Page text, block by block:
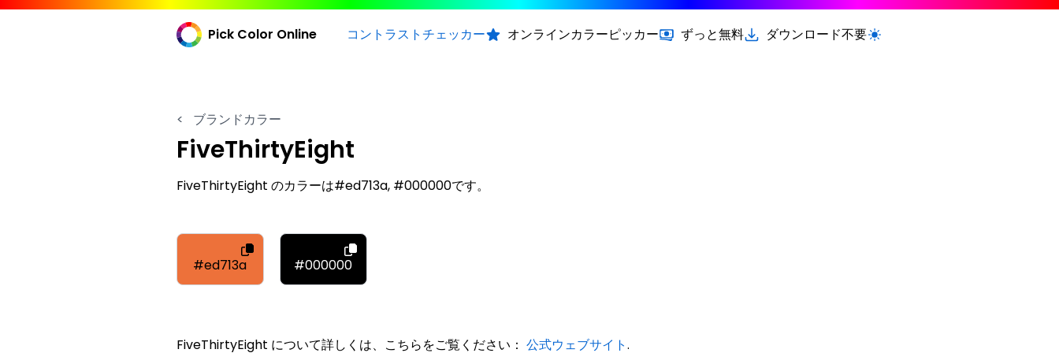
Pick Color Online コントラストチェッカー オンラインカラーピッカー ずっと無料 ダウンロード不要ライト/ダークモードを切り替える
< ブランドカラー
FiveThirtyEight
FiveThirtyEight のカラーは#ed713a, #000000です。
#ed713a #000000
FiveThirtyEight について詳しくは、こちらをご覧ください： 公式ウェブサイト.